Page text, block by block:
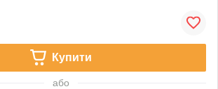
Купити
або